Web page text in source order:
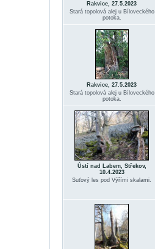
Rakvice, 27.5.2023
Stará topolová alej u Bíloveckého
potoka.
Rakvice, 27.5.2023
Stará topolová alej u Bíloveckého
potoka.
Ústí nad Labem, Střekov,
10.4.2023
Suťový les pod Výřími skalami.